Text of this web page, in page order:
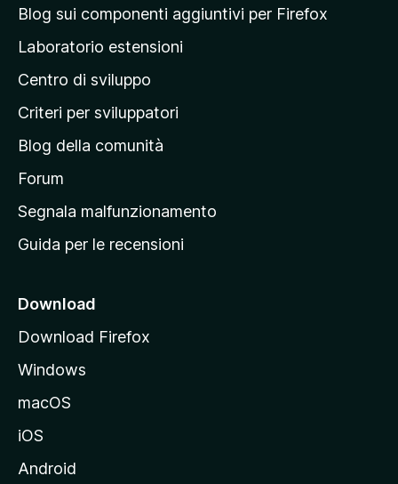
a
a
g
i
a
p
r
n
i
a
l
e
l
Blog sui componenti aggiuntivi per Firefox
Laboratorio estensioni
Centro di sviluppo
Criteri per sviluppatori
Blog della comunità
Forum
Segnala malfunzionamento
Guida per le recensioni
Download
Download Firefox
Windows
macOS
iOS
Android